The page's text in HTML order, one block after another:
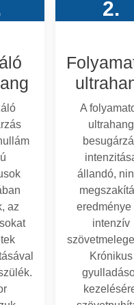
az
2.
A
ultrahang
állandó,
eredménye
intenzív
Krónikus